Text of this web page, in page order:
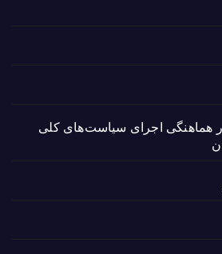
هماهنگی اجرای سیاست‌های کلی